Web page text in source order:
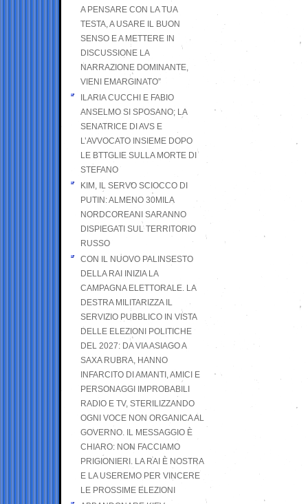
A PENSARE CON LA TUA
TESTA, A USARE IL BUON
SENSO E A METTERE IN
DISCUSSIONE LA
NARRAZIONE DOMINANTE,
VIENI EMARGINATO”
ILARIA CUCCHI E FABIO
ANSELMO SI SPOSANO; LA
SENATRICE DI AVS E
L’AVVOCATO INSIEME DOPO
LE BTTGLIE SULLA MORTE DI
STEFANO
KIM, IL SERVO SCIOCCO DI
PUTIN: ALMENO 30MILA
NORDCOREANI SARANNO
DISPIEGATI SUL TERRITORIO
RUSSO
CON IL NUOVO PALINSESTO
DELLA RAI INIZIA LA
CAMPAGNA ELETTORALE. LA
DESTRA MILITARIZZA IL
SERVIZIO PUBBLICO IN VISTA
DELLE ELEZIONI POLITICHE
DEL 2027: DA VIA ASIAGO A
SAXA RUBRA, HANNO
INFARCITO DI AMANTI, AMICI E
PERSONAGGI IMPROBABILI
RADIO E TV, STERILIZZANDO
OGNI VOCE NON ORGANICA AL
GOVERNO. IL MESSAGGIO È
CHIARO: NON FACCIAMO
PRIGIONIERI. LA RAI È NOSTRA
E LA USEREMO PER VINCERE
LE PROSSIME ELEZIONI